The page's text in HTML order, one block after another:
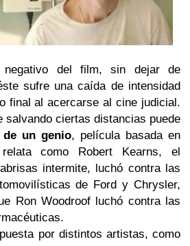
negativo del film, sin dejar de
sufre una caída de intensidad
final al acercarse al cine judicial.
salvando ciertas distancias puede
de un genio, película basada en
como Robert Kearns, el
intermite, luchó contra las
de Ford y Chrysler,
Ron Woodroof luchó contra las
por distintos artistas, como